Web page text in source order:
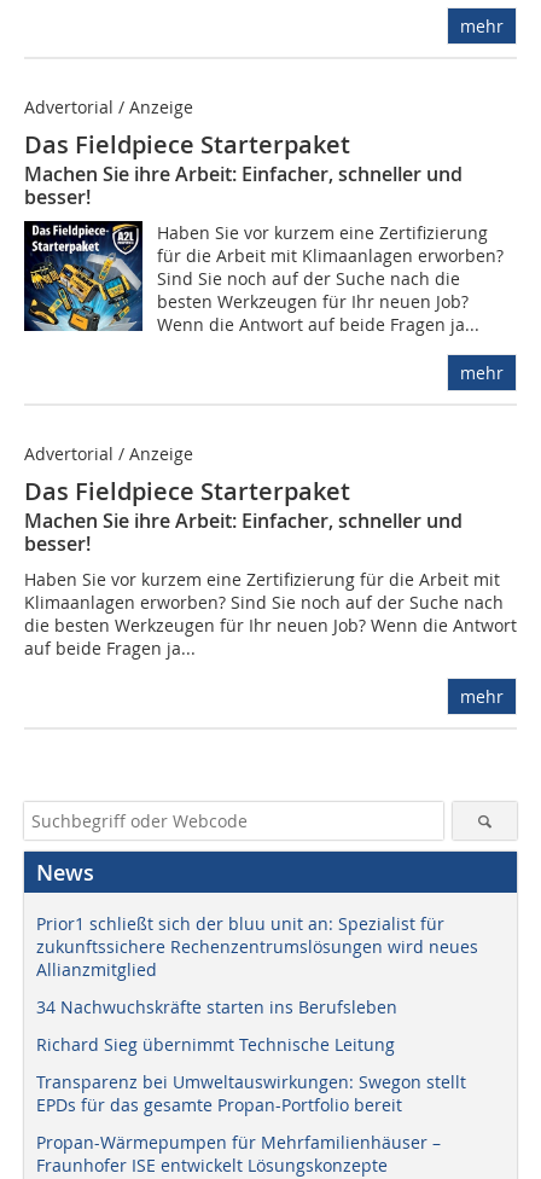
mehr
Advertorial / Anzeige
Das Fieldpiece Starterpaket
Machen Sie ihre Arbeit: Einfacher, schneller und
besser!
Haben Sie vor kurzem eine Zertifizierung
für die Arbeit mit Klimaanlagen erworben?
Sind Sie noch auf der Suche nach die
besten Werkzeugen für Ihr neuen Job?
Wenn die Antwort auf beide Fragen ja...
mehr
Advertorial / Anzeige
Das Fieldpiece Starterpaket
Machen Sie ihre Arbeit: Einfacher, schneller und
besser!
Haben Sie vor kurzem eine Zertifizierung für die Arbeit mit
Klimaanlagen erworben? Sind Sie noch auf der Suche nach
die besten Werkzeugen für Ihr neuen Job? Wenn die Antwort
auf beide Fragen ja...
mehr
News
Prior1 schließt sich der bluu unit an: Spezialist für
zukunftssichere Rechenzentrumslösungen wird neues
Allianzmitglied
34 Nachwuchskräfte starten ins Berufsleben
Richard Sieg übernimmt Technische Leitung
Transparenz bei Umweltauswirkungen: Swegon stellt
EPDs für das gesamte Propan-Portfolio bereit
Propan-Wärmepumpen für Mehrfamilienhäuser –
Fraunhofer ISE entwickelt Lösungskonzepte